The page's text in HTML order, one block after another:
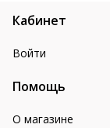
Кабинет
Войти
Помощь
О магазине